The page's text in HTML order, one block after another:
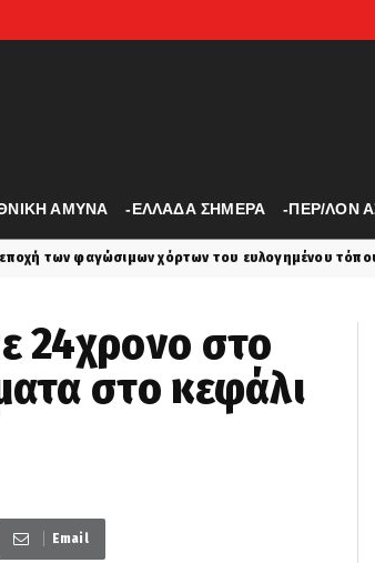
ΑΜΥΝΑ -ΕΛΛΑΔΑ ΣΗΜΕΡΑ -ΠΕΡ/ΛΟΝ
του ευλογημένου τόπου μας - Πώς θα τα
24χρονο στο
στο κεφάλι
Email